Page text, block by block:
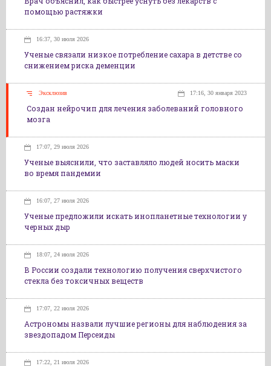
помощью растяжки
16:37, 30 июля 2026
Ученые связали низкое потребление сахара в детстве со
снижением риска деменции
Эксклюзив 17:16, 30 января 2023
Создан нейрочип для лечения заболеваний головного
мозга
17:07, 29 июля 2026
Ученые выяснили, что заставляло людей носить маски
во время пандемии
16:07, 27 июля 2026
Ученые предложили искать инопланетные технологии у
черных дыр
18:07, 24 июля 2026
В России создали технологию получения сверхчистого
стекла без токсичных веществ
17:07, 22 июля 2026
Астрономы назвали лучшие регионы для наблюдения за
звездопадом Персеиды
17:22, 21 июля 2026